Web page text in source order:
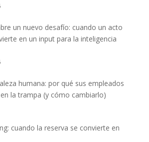
un nuevo desafío: cuando un acto
en un input para la inteligencia
humana: por qué sus empleados
la trampa (y cómo cambiarlo)
cuando la reserva se convierte en